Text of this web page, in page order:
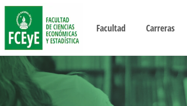
Facultad Carreras